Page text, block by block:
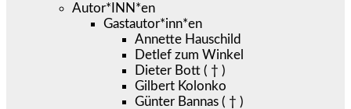
Autor*INN*en
Gastautor*inn*en
Annette Hauschild
Detlef zum Winkel
Dieter Bott ( † )
Gilbert Kolonko
Günter Bannas ( † )